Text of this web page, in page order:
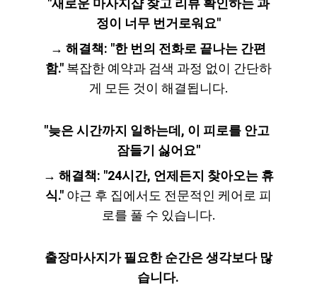
"새로운 마사지샵 찾고 리뷰 확인하는 과
정이 너무 번거로워요"
→ 해결책: "한 번의 전화로 끝나는 간편
함." 복잡한 예약과 검색 과정 없이 간단하
게 모든 것이 해결됩니다.
"늦은 시간까지 일하는데, 이 피로를 안고
잠들기 싫어요"
→ 해결책: "24시간, 언제든지 찾아오는 휴
식." 야근 후 집에서도 전문적인 케어로 피
로를 풀 수 있습니다.
출장마사지가 필요한 순간은 생각보다 많
습니다.